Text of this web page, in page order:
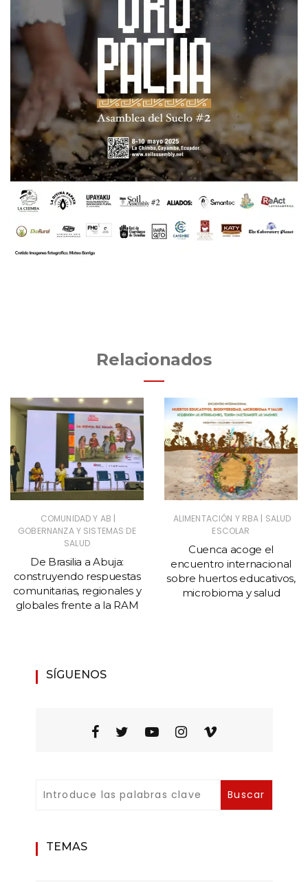
Relacionados
COMUNIDAD Y AB |
GOBERNANZA Y SISTEMAS DE
SALUD
De Brasilia a Abuja:
construyendo respuestas
comunitarias, regionales y
globales frente a la RAM
ALIMENTACIÓN Y RBA | SALUD
ESCOLAR
Cuenca acoge el
encuentro internacional
sobre huertos educativos,
microbioma y salud
SÍGUENOS
TEMAS